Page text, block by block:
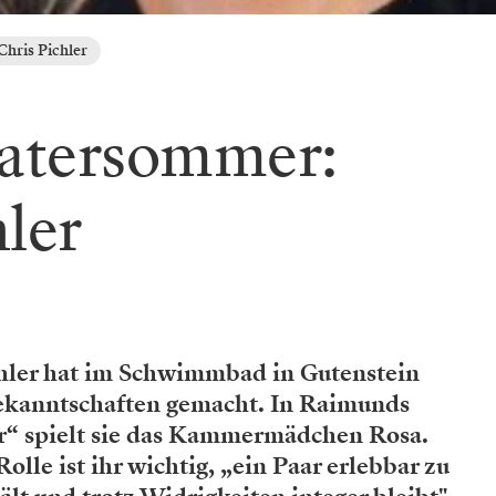
Pichler
hat im Schwimmbad in Gutenstein
gemacht. In Raimunds
spielt sie das Kammermädchen Rosa.
ist ihr wichtig, „ein Paar erlebbar zu